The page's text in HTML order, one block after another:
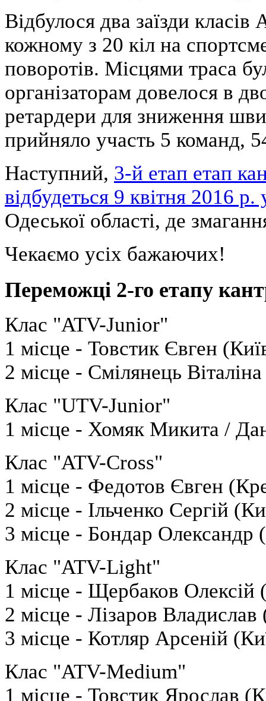
Відбулося два заїзди
кожному з 20 кіл на
поворотів. Місцями траса
організаторам довелося в
ретардери для зниження
прийняло участь 5 команд,
Наступний, 3-й етап етап
відбудеться 9 квітня 2016
Одеської області, де
Чекаємо усіх бажаючих!
Переможці 2-го етапу
Клас "ATV-Junior"
1 місце - Товстик Євген
2 місце - Смілянець
Клас "UTV-Junior"
1 місце - Хомяк Микита /
Клас "ATV-Cross"
1 місце - Федотов Євген
2 місце - Ільченко Сергій
3 місце - Бондар Олександр
Клас "ATV-Light"
1 місце - Щербаков Олексій
2 місце - Лізаров Владислав
3 місце - Котляр Арсеній
Клас "ATV-Medium"
1 місце - Товстик Ярослав